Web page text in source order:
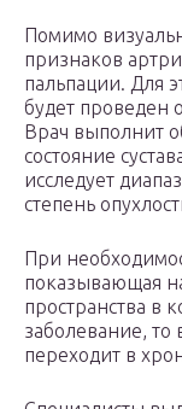
Помимо
признаков
пальпации. Для
будет проведен
Врач выполнит
состояние
исследует
степень
При
показывающая
пространства в
заболевание, то
переходит в